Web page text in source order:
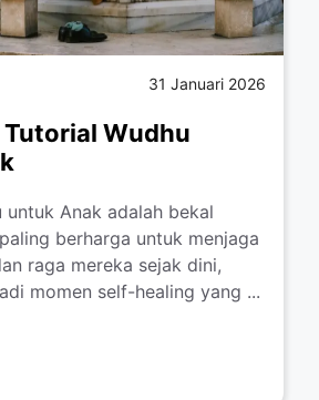
31 Januari 2026
Tutorial Wudhu
untuk Anak adalah bekal
berharga untuk menjaga
raga mereka sejak dini,
momen self-healing yang ...